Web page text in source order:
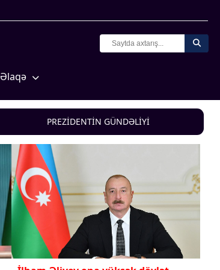
Əlaqə
PREZİDENTİN GÜNDƏLİYİ